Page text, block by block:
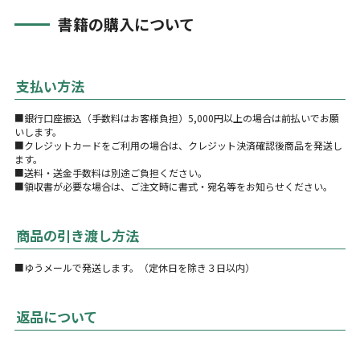
書籍の購入について
支払い方法
■銀行口座振込（手数料はお客様負担）5,000円以上の場合は前払いでお願
いします。
■クレジットカードをご利用の場合は、クレジット決済確認後商品を発送し
ます。
■送料・送金手数料は別途ご負担ください。
■領収書が必要な場合は、ご注文時に書式・宛名等をお知らせください。
商品の引き渡し方法
■ゆうメールで発送します。（定休日を除き３日以内）
返品について